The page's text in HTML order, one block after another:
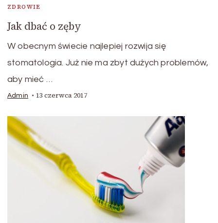
ZDROWIE
Jak dbać o zęby
W obecnym świecie najlepiej rozwija się
stomatologia. Już nie ma zbyt dużych problemów,
aby mieć …
Admin 13 czerwca 2017